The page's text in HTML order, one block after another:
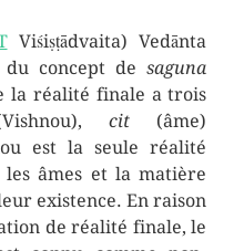
Viśiṣṭādvaita) Vedānta
du concept desaguna
la réalité finale a trois
cit (âme)
est la seule réalité
âmes et la matière
existence. En raison
de réalité finale, le